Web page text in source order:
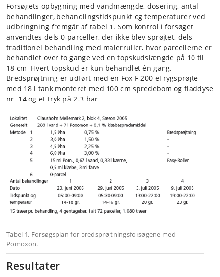
Forsøgets opbygning med vandmængde, dosering, antal
behandlinger, behandlingstidspunkt og temperaturer ved
udbringning fremgår af tabel 1. Som kontrol i forsøget
anvendtes dels 0-parceller, der ikke blev sprøjtet, dels
traditionel behandling med malerruller, hvor parcellerne er
behandlet over to gange ved en topskudslængde på 10 til
18 cm. Hvert topskud er kun behandlet én gang.
Bredsprøjtning er udført med en Fox F-200 el rygsprøjte
med 18 l tank monteret med 100 cm spredebom og fladdyse
nr. 14 og et tryk på 2-3 bar.
Tabel 1. Forsøgsplan for bredsprøjtningsforsøgene med
Pomoxon.
Resultater